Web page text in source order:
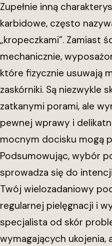
Zupełnie inną
karbidowe, często
„kropeczkami”. Zamiast
mechanicznie,
które fizycznie usuwają
zaskórniki. Są niezwykle
zatkanymi porami, ale
pewnej wprawy i
mocnym docisku mogą
Podsumowując, wybór
sprowadza się do
Twój wielozadaniowy
regularnej pielęgnacji i
specjalista od skór
wymagających